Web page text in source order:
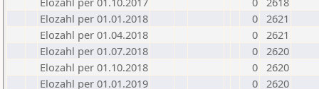
Elozahl per 01.01.2018
0 2621
Elozahl per 01.04.2018
0 2621
Elozahl per 01.07.2018
0 2620
Elozahl per 01.10.2018
0 2620
Elozahl per 01.01.2019
0 2620